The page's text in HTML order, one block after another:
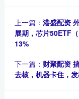
上一篇： 港盛配资
展期，芯片50ETF
13%
下一篇： 财聚配资
去核，机器卡住，